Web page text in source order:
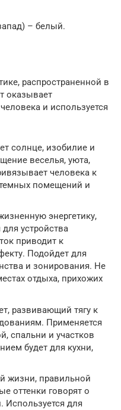
– белый.
распространенной в
оказывает
и используется
солнце, изобилие и
веселья, уюта,
человека к
помещений и
энергетику,
устройства
приводит к
Подойдет для
и зонирования. Не
отдыха, прихожих
развивающий тягу к
Применяется
спальни и участков
будет для кухни,
жизни, правильной
оттенки говорят о
Используется для